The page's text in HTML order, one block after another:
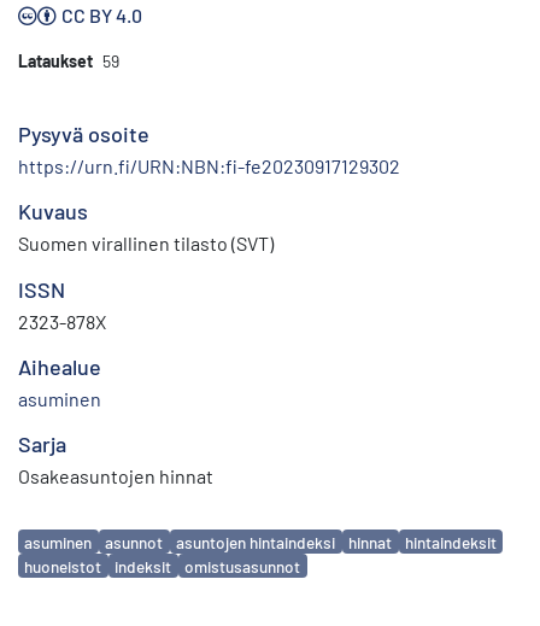
CC BY 4.0
Lataukset 59
Pysyvä osoite
https://urn.fi/URN:NBN:fi-fe20230917129302
Kuvaus
Suomen virallinen tilasto (SVT)
ISSN
2323-878X
Aihealue
asuminen
Sarja
Osakeasuntojen hinnat
Avainsanat
asuminen asunnot asuntojen hintaindeksi hinnat
hintaindeksit
huoneistot
indeksit omistusasunnot